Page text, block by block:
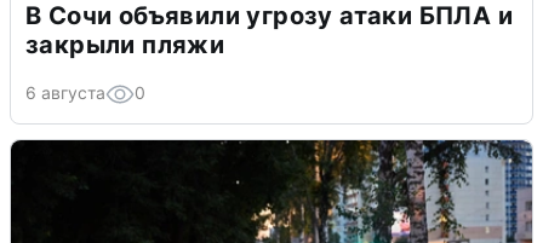
В Сочи объявили угрозу атаки БПЛА и
закрыли пляжи
6 августа 0